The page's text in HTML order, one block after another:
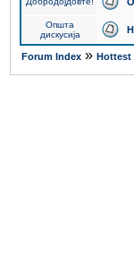
Општа
дискусија
Forum Index » Hottest